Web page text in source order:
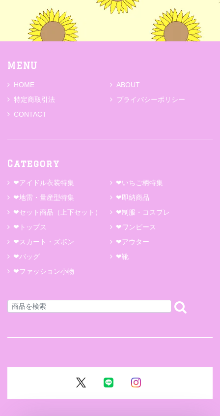
MENU
HOME
ABOUT
特定商取引法
プライバシーポリシー
CONTACT
Category
❤アイドル衣装特集
❤いちご柄特集
❤地雷・量産型特集
❤即納商品
❤セット商品（上下セット）
❤制服・コスプレ
❤トップス
❤ワンピース
❤スカート・ズボン
❤アウター
❤バッグ
❤靴
❤ファッション小物